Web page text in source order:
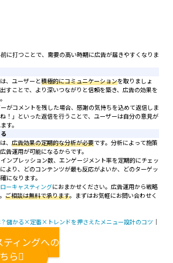
に打つことで、需要の高い時期に広告が届きやすくなりま
、ユーザーと積極的にコミュニケーションを取りましょ
すことで、より深いつながりと信頼を築き、広告の効果を
がコメントを残した場合、感謝の気持ちを込めて返信しま
！」といった返信を行うことで、ユーザーは自分の意見が
す。
、 広告効果の定期的な分析が必要です。分析によって施策
告運用が可能になるからです。
ンプレッション数、エンゲージメント率を定期的にチェッ
より、どのコンテンツが最も反応がよいか、どのターゲッ
になります。
ーキャスティングにおまかせください。広告運用から戦略
ご相談は無料で承ります。まずはお気軽にお問い合わせく
？儲かる×定番×トレンドを押さえたメニュー設計のコツ ｜
ティングへの
ら